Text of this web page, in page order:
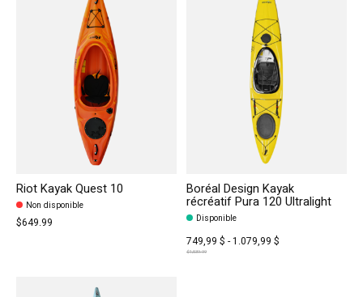
Riot Kayak Quest 10
Non disponible
$649.99
Boréal Design Kayak
récréatif Pura 120 Ultralight
Disponible
749,99 $ - 1.079,99 $
$1,539.99